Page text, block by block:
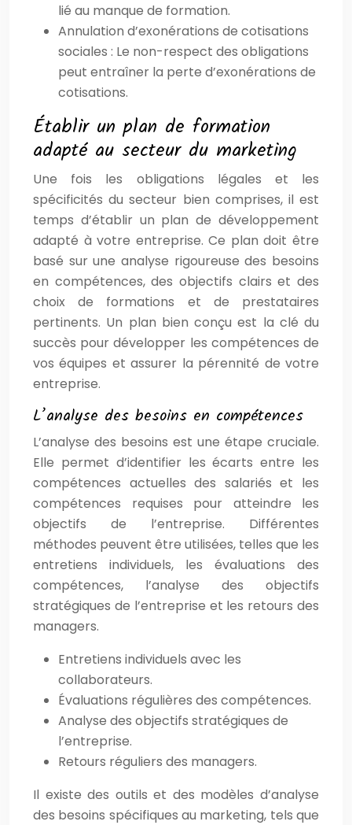
lié au manque de formation.
Annulation d’exonérations de cotisations
sociales : Le non-respect des obligations
peut entraîner la perte d’exonérations de
cotisations.
Établir un plan de formation
adapté au secteur du marketing
Une fois les obligations légales et les
spécificités du secteur bien comprises, il est
temps d’établir un plan de développement
adapté à votre entreprise. Ce plan doit être
basé sur une analyse rigoureuse des besoins
en compétences, des objectifs clairs et des
choix de formations et de prestataires
pertinents. Un plan bien conçu est la clé du
succès pour développer les compétences de
vos équipes et assurer la pérennité de votre
entreprise.
L’analyse des besoins en compétences
L’analyse des besoins est une étape cruciale.
Elle permet d’identifier les écarts entre les
compétences actuelles des salariés et les
compétences requises pour atteindre les
objectifs de l’entreprise. Différentes
méthodes peuvent être utilisées, telles que les
entretiens individuels, les évaluations des
compétences, l’analyse des objectifs
stratégiques de l’entreprise et les retours des
managers.
Entretiens individuels avec les
collaborateurs.
Évaluations régulières des compétences.
Analyse des objectifs stratégiques de
l’entreprise.
Retours réguliers des managers.
Il existe des outils et des modèles d’analyse
des besoins spécifiques au marketing, tels que